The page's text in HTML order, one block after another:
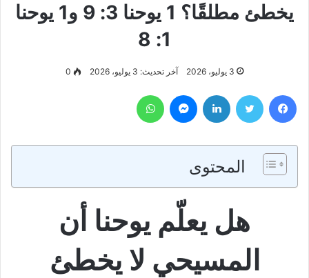
يخطئ مطلقًا؟ 1 يوحنا 3: 9 و1 يوحنا
1: 8
3 يوليو، 2026 آخر تحديث: 3 يوليو، 2026 0
فيسبوك تويتر لينكدإن ماسنجر
المحتوى
هل يعلّم يوحنا أن
المسيحي لا يخطئ